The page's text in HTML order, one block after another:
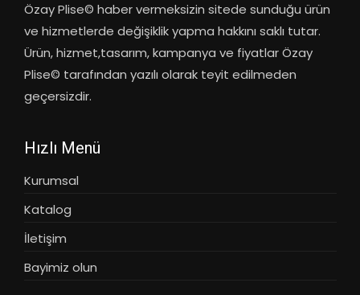
Özay Plise© haber vermeksizin sitede sunduğu ürün
ve hizmetlerde değişiklik yapma hakkını saklı tutar.
Ürün, hizmet,tasarım, kampanya ve fiyatlar Özay
Plise© tarafından yazılı olarak teyit edilmeden
geçersizdir.
Hızlı Menü
Kurumsal
Katalog
İletişim
Bayimiz olun